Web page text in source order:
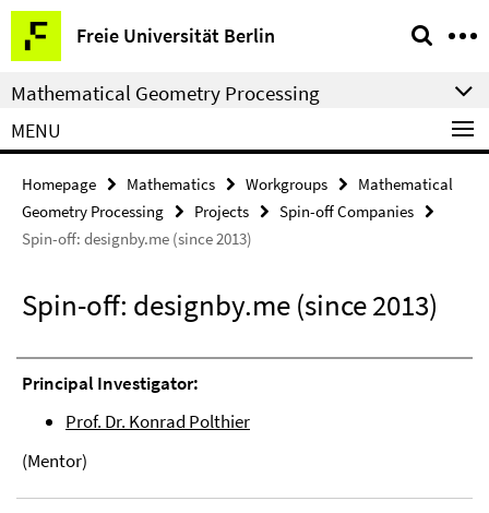
Springe
direkt
zu
Inhalt
Freie Universität Berlin
Service
Navigation
Mathematical Geometry Processing
MENU
Homepage Mathematics Workgroups
Mathematical
Geometry Processing
Projects
Spin-off Companies
Spin-off: designby.me (since 2013)
Spin-off: designby.me (since 2013)
Principal Investigator:
Prof. Dr. Konrad Polthier
(Mentor)